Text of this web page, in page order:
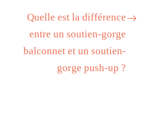
Quelle est la différence
entre un soutien-gorge
balconnet et un soutien-
gorge push-up ?